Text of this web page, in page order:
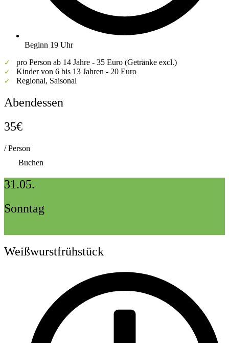
Beginn 19 Uhr
✓ pro Person ab 14 Jahre - 35 Euro (Getränke excl.)
✓ Kinder von 6 bis 13 Jahren - 20 Euro
✓ Regional, Saisonal
Abendessen
35€
/ Person
Buchen
31.05.
Sonntag
Weißwurstfrühstück